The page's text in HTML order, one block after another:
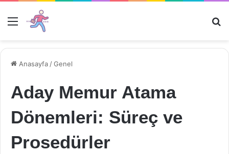
Menü
Anasayfa /Genel
Aday Memur Atama
Dönemleri: Süreç ve
Prosedürler